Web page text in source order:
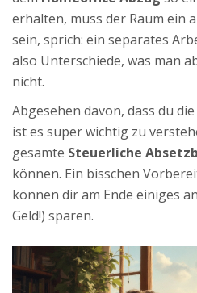
erhalten, muss der Raum ein
sein, sprich: ein separates
also Unterschiede, was man
nicht.
Abgesehen davon, dass du
ist es super wichtig zu
gesamte Steuerliche
können. Ein bisschen
können dir am Ende einiges
Geld!) sparen.